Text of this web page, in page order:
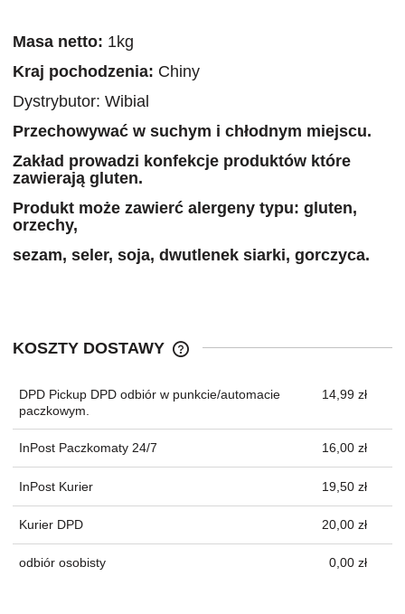
Masa netto: 1kg
Kraj pochodzenia: Chiny
Dystrybutor: Wibial
Przechowywać w suchym i chłodnym miejscu.
Zakład prowadzi konfekcje produktów które
zawierają gluten.
Produkt może zawierć alergeny typu: gluten,
orzechy,
sezam, seler, soja, dwutlenek siarki, gorczyca.
KOSZTY DOSTAWY
DPD Pickup DPD odbiór w punkcie/automacie
paczkowym.
14,99 zł
InPost Paczkomaty 24/7 16,00 zł
InPost Kurier 19,50 zł
Kurier DPD 20,00 zł
odbiór osobisty 0,00 zł